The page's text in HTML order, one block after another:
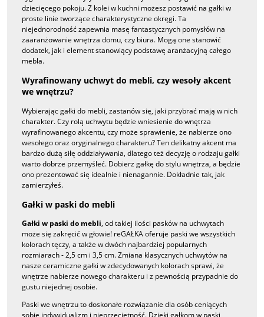
dziecięcego pokoju. Z kolei w kuchni możesz postawić na gałki w
proste linie tworzące charakterystyczne okręgi. Ta
niejednorodność zapewnia masę fantastycznych pomysłów na
zaaranżowanie wnętrza domu, czy biura. Mogą one stanowić
dodatek, jak i element stanowiący podstawę aranżacyjną całego
mebla.
Wyrafinowany uchwyt do mebli, czy wesoły akcent
we wnętrzu?
Wybierając gałki do mebli, zastanów się, jaki przybrać mają w nich
charakter. Czy rolą uchwytu będzie wniesienie do wnętrza
wyrafinowanego akcentu, czy może sprawienie, że nabierze ono
wesołego oraz oryginalnego charakteru? Ten delikatny akcent ma
bardzo dużą siłę oddziaływania, dlatego też decyzję o rodzaju gałki
warto dobrze przemyśleć. Dobierz gałkę do stylu wnętrza, a będzie
ono prezentować się idealnie i nienagannie. Dokładnie tak, jak
zamierzyłeś.
Gałki w paski do mebli
Gałki w paski do mebli, od takiej ilości pasków na uchwytach
może się zakręcić w głowie! reGAŁKA oferuje paski we wszystkich
kolorach tęczy, a także w dwóch najbardziej popularnych
rozmiarach - 2,5 cm i 3,5 cm. Zmiana klasycznych uchwytów na
nasze ceramiczne gałki w zdecydowanych kolorach sprawi, że
wnętrze nabierze nowego charakteru i z pewnością przypadnie do
gustu niejednej osobie.
Paski we wnętrzu to doskonałe rozwiązanie dla osób ceniących
sobie indywidualizm i nieprzeciętność. Dzięki gałkom w paski